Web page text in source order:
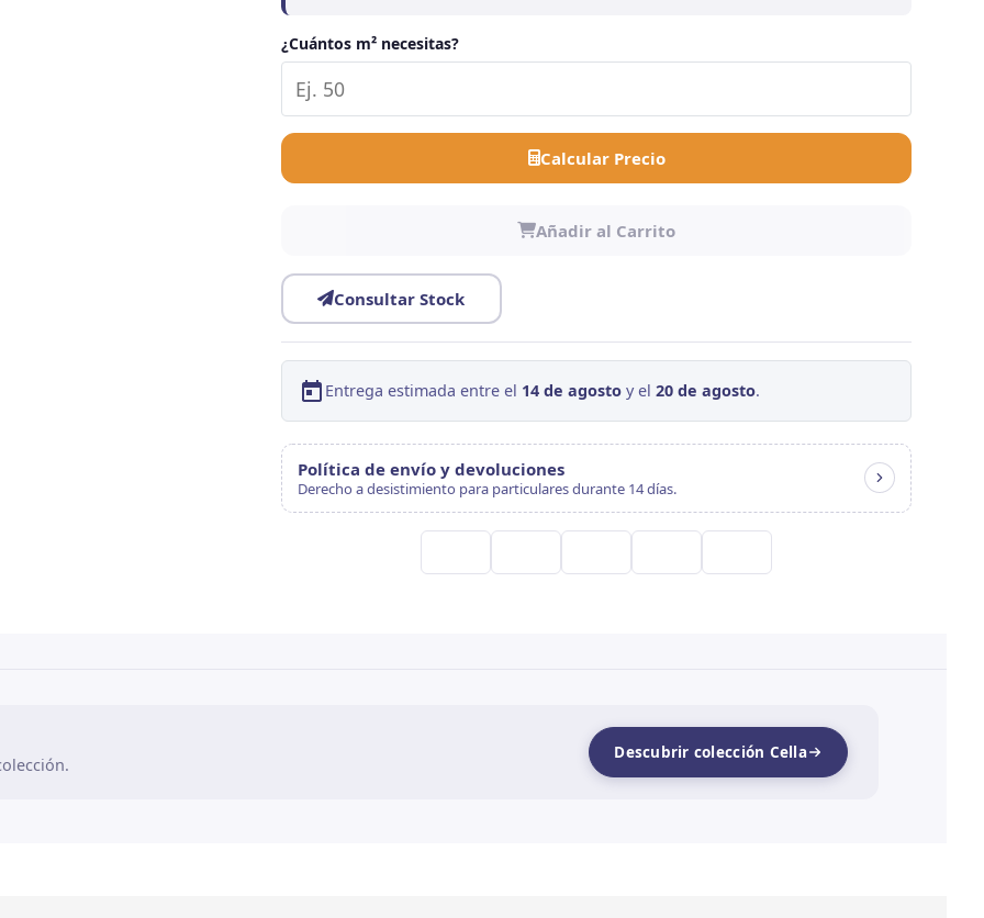
¿Cuántos m² necesitas?
Calcular Precio
Añadir al Carrito
Consultar Stock
Entrega estimada entre el 14 de agostoy el 20 de agosto.
Política de envío y devoluciones
Derecho a desistimiento para particulares durante 14 días.
Descubrir colección Cella